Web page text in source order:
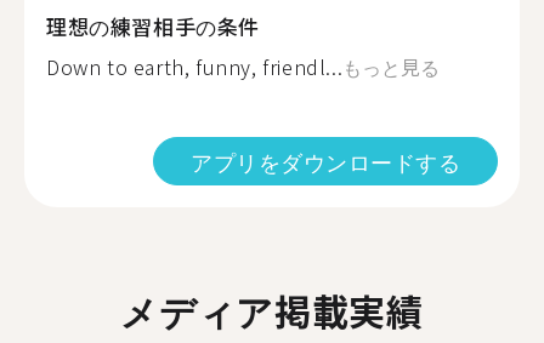
理想の練習相手の条件
Down to earth, funny, friendl...もっと見る
アプリをダウンロードする
メディア掲載実績